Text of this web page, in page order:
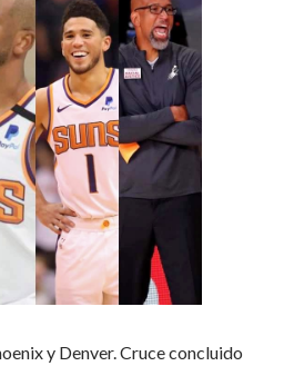
y Denver. Cruce concluido